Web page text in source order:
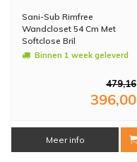
Sani-Sub Rimfree
Wandcloset 54 Cm Met
Softclose Bril
Binnen 1 week geleverd
479,16
396,00
Meer info